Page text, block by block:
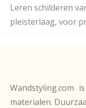
Leren schilderen
pleisterlaag, voor
Wandstyling.com
materialen.